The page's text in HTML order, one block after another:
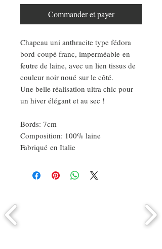
Commander et payer
Chapeau uni anthracite type fédora
bord coupé franc, imperméable en
feutre de laine, avec un lien tissus de
couleur noir noué sur le côté.
Une belle réalisation ultra chic pour
un hiver élégant et au sec !
Bords: 7cm
Composition: 100% laine
Fabriqué en Italie